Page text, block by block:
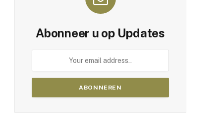
Abonneer u op Updates